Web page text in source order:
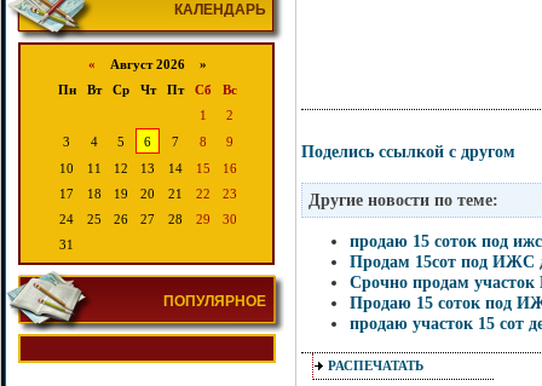
КАЛЕНДАРЬ
« Август 2026 »
Пн
Вт Ср Чт Пт Сб
Вс
1
2
3
4 5 6 7 8
9
10
11 12 13 14 15
16
17
18 19 20 21 22
23
24
25 26 27 28 29
30
31
ПОПУЛЯРНОЕ
Поделись ссылкой с другом
Другие новости по теме:
продаю 15 соток под
Продам 15сот под ИЖС
Срочно продам
Продаю 15 соток под
продаю участок 15 сот
РАСПЕЧАТАТЬ